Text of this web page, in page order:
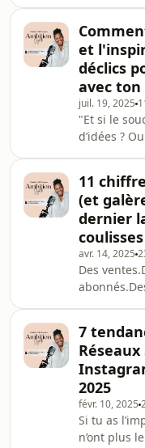
tester,
révèle sur
contenu, l’én
Est-ce que
reconnais,
te donner
cette
plus
elles ont eu
mon b
et
déclics
avec
juil. 19, 2025
"Et si le
d’idées ?
pose tout
temps :
tes idées de
question
phrases
créative.”
pas quoi
11
(et
dernier
avr. 14, 2025
Des
pour de vrai
un long
épisode, je
les
Superstar,
digital.Pas
juste les
7
2025
févr. 10, 2025
Si tu as
n’ont plus